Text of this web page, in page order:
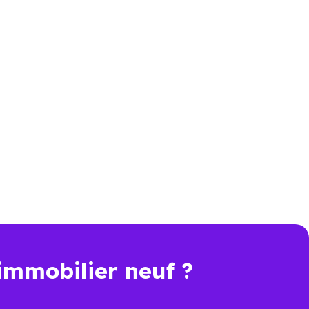
ou si vous souhaitez éviter
urgente
perdre plusieurs jours.
neuf ?